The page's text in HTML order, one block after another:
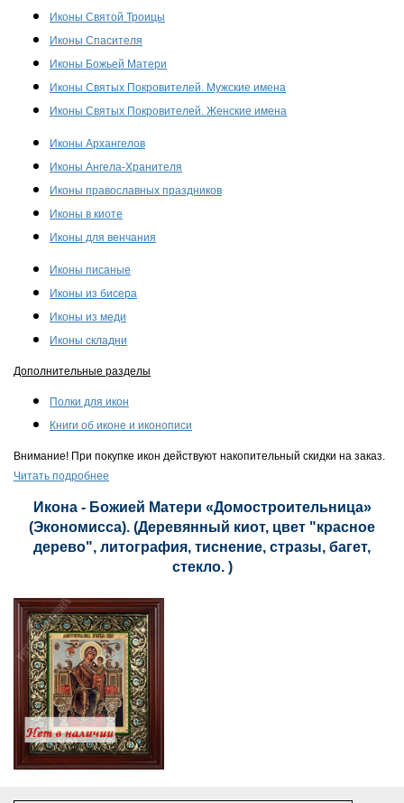
Иконы Святой Троицы
Иконы Спасителя
Иконы Божьей Матери
Иконы Святых Покровителей. Мужские имена
Иконы Святых Покровителей. Женские имена
Иконы Архангелов
Иконы Ангела-Хранителя
Иконы православных праздников
Иконы в киоте
Иконы для венчания
Иконы писаные
Иконы из бисера
Иконы из меди
Иконы складни
Дополнительные разделы
Полки для икон
Книги об иконе и иконописи
Внимание! При покупке икон действуют накопительный скидки на заказ.
Читать подробнее
Икона - Божией Матери «Домостроительница»
(Экономисса). (Деревянный киот, цвет "красное
дерево", литография, тиснение, стразы, багет,
стекло. )